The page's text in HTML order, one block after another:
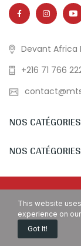
Accueil
Devant Africa
+216 71 766
NOS CATÉGORIES
NOS CATÉGORIES
This website
experience on
Got It!